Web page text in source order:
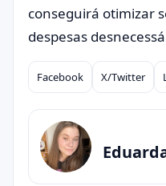
conseguirá otimizar
despesas
Compartilhar
Facebook X/Twitter